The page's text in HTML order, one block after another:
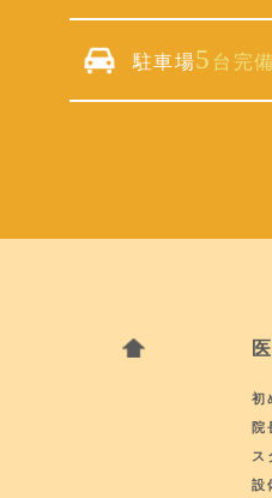
駐車場5 台完
初
院
ス
設